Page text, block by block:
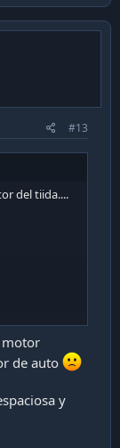
#13
del tiida....
Chile
Años
Fácil Y
motor
de auto
y